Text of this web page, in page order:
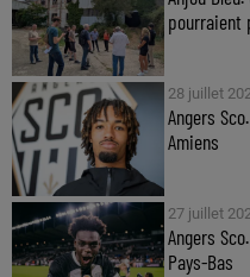
pourraient
28 juillet
Angers
Amiens
27 juillet
Angers
Pays-Bas